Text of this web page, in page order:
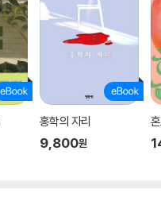
홍학의 자리
9,800원